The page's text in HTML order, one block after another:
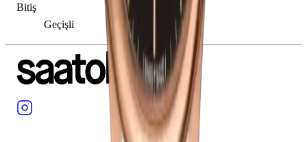
Bitiş
Geçişli